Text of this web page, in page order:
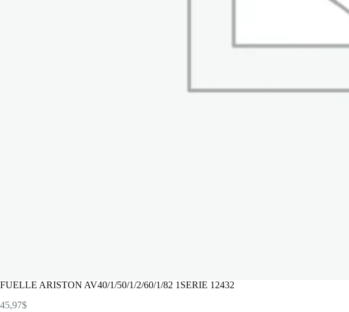
FUELLE ARISTON AV40/1/50/1/2/60/1/82 1SERIE 12432
45,97$